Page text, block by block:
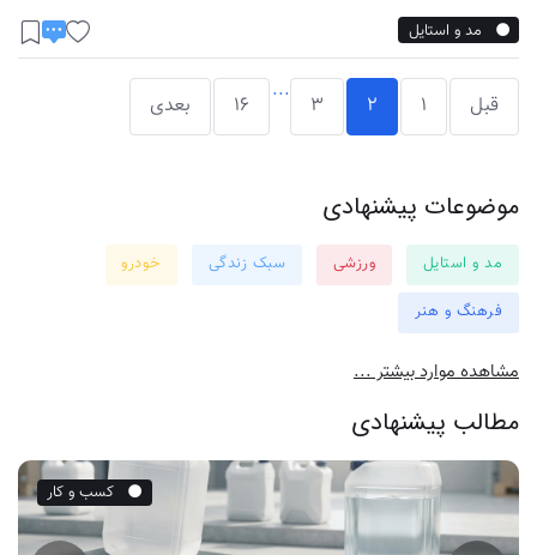
مد و استایل
قبل 1
2
3
...
16 بعدی
موضوعات پیشنهادی
مد و استایل ورزشی سبک زندگی
خودرو
فرهنگ و هنر
مشاهده موارد بیشتر ...
مطالب پیشنهادی
کسب و کار